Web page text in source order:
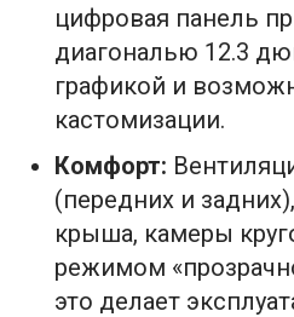
цифровая панель
диагональю 12.3
графикой и
кастомизации.
Комфорт:
(передних и
крыша, камеры
режимом
это делает